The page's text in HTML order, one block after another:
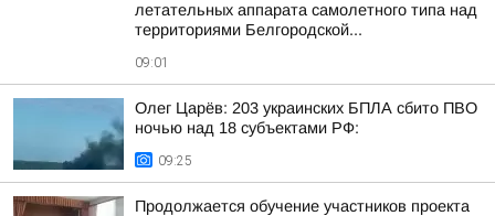
летательных аппарата самолетного типа над
территориями Белгородской...
09:01
Олег Царёв: 203 украинских БПЛА сбито ПВО
ночью над 18 субъектами РФ:
09:25
Продолжается обучение участников проекта